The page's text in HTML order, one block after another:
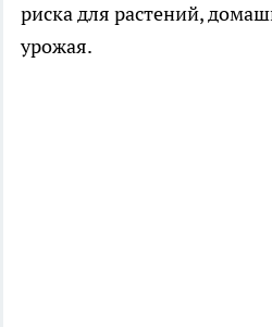
риска для растений,
урожая.